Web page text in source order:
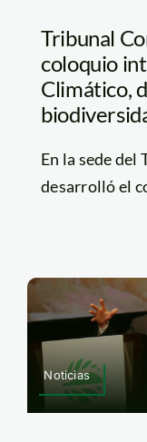
Tribunal
coloquio
Climático,
En la sede
desarrolló el
Noticias